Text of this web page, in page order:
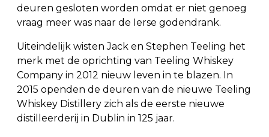
deuren gesloten worden omdat er niet genoeg
vraag meer was naar de Ierse godendrank.
Uiteindelijk wisten Jack en Stephen Teeling het
merk met de oprichting van Teeling Whiskey
Company in 2012 nieuw leven in te blazen. In
2015 openden de deuren van de nieuwe Teeling
Whiskey Distillery zich als de eerste nieuwe
distilleerderij in Dublin in 125 jaar.